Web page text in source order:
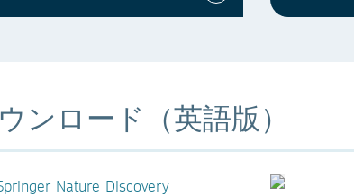
ンロード（英語版）
Nature Discovery